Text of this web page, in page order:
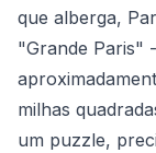
que alberga,
"Grande Paris"
milhas
um puzzle,